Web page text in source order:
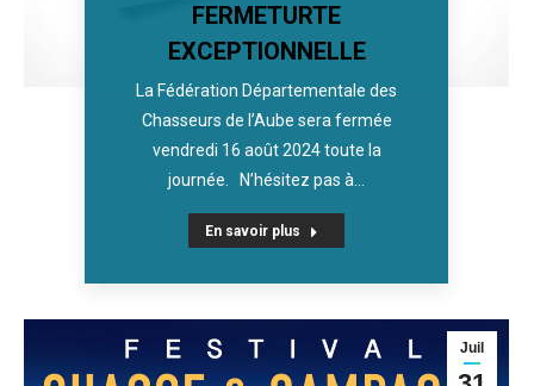
FERMETURTE
EXCEPTIONNELLE
La Fédération Départementale des
Chasseurs de l’Aube sera fermée
vendredi 16 août 2024 toute la
journée. N’hésitez pas à…
En savoir plus
Juil